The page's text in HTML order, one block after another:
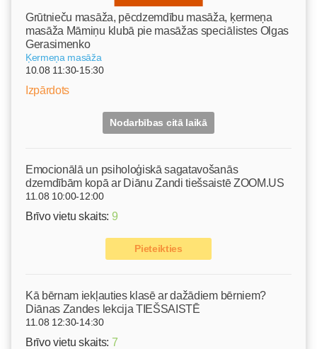
Grūtnieču masāža, pēcdzemdību masāža, ķermeņa
masāža Māmiņu klubā pie masāžas speciālistes Olgas
Gerasimenko
Ķermeņa masāža
10.08 11:30-15:30
Izpārdots
Nodarbības citā laikā
Emocionālā un psiholoģiskā sagatavošanās
dzemdībām kopā ar Diānu Zandi tiešsaistē ZOOM.US
11.08 10:00-12:00
Brīvo vietu skaits: 9
Pieteikties
Kā bērnam iekļauties klasē ar dažādiem bērniem?
Diānas Zandes lekcija TIEŠSAISTĒ
11.08 12:30-14:30
Brīvo vietu skaits: 7